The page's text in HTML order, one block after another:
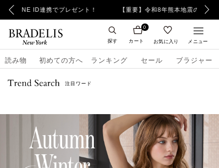
【重要】令和8年熊本地震の影響によるお荷物のお届け遅延について
読み物 初めての方へ ランキング セール ブラジャー
カート
0
お気に入り
探す メニュー
注目ワード